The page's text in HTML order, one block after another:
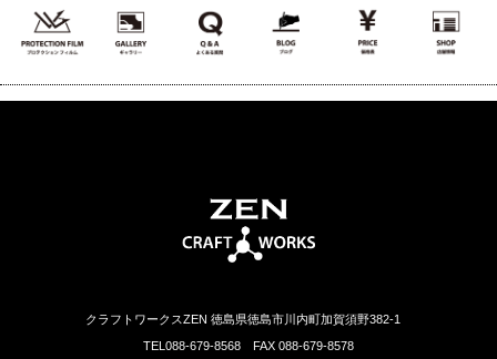
クラフトワークスZEN 徳島県徳島市川内町加賀須野382-1
TEL088-679-8568 FAX 088-679-8578